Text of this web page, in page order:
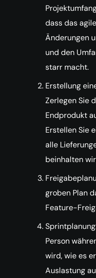
dass das
Änderungen
und den
starr macht.
Erstellung
Zerlegen Sie
Endprodukt
Erstellen Sie
alle
beinhalten
groben Plan
Feature-
Person
wird, wie es
Auslastung